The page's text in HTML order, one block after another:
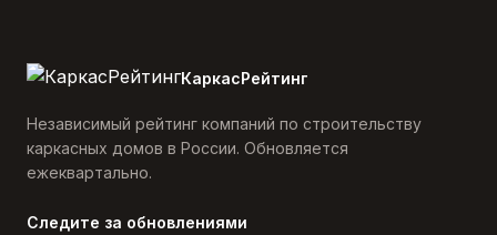
КаркасРейтинг
Независимый рейтинг компаний по строительству
каркасных домов в России. Обновляется
ежеквартально.
Следите за обновлениями